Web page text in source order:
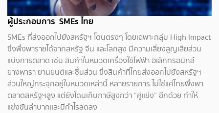
ผู้ประกอบการ SMEs ไทย
SMEs ที่ส่งออกไปยังสหรัฐฯ โดนตรงๆ โดยเฉพาะกลุ่ม High Impact
ซึ่งพึ่งพารายได้จากสหรัฐ จีน และโลกสูง มีความเสี่ยงสูญเสียส่วน
แบ่งการตลาด เช่น สินค้าในหมวดเครื่องใช้ไฟฟ้า อิเล็กทรอนิกส์
ยางพารา ยานยนต์และชิ้นส่วน ซึ่งสินค้าที่ไทยส่งออกไปยังสหรัฐฯ
ส่วนใหญ่กระจุกอยู่ในหมวดเหล่านี้ หลายรายการ ไม่ใช่แค่ไทยพึ่งพา
ตลาดสหรัฐฯสูง แต่ยังโดนเก็บภาษีสูงกว่า “คู่แข่ง” อีกด้วย ทำให้
แข่งขันลำบากและมีกำไรลดลง